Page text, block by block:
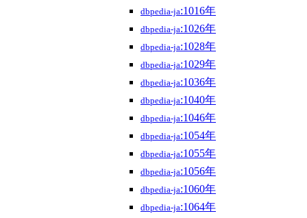
dbpedia-ja:1016年
dbpedia-ja:1026年
dbpedia-ja:1028年
dbpedia-ja:1029年
dbpedia-ja:1036年
dbpedia-ja:1040年
dbpedia-ja:1046年
dbpedia-ja:1054年
dbpedia-ja:1055年
dbpedia-ja:1056年
dbpedia-ja:1060年
dbpedia-ja:1064年